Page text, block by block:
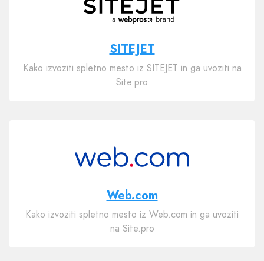
SITEJET
Kako izvoziti spletno mesto iz SITEJET in ga uvoziti na
Site.pro
Web.com
Kako izvoziti spletno mesto iz Web.com in ga uvoziti
na Site.pro